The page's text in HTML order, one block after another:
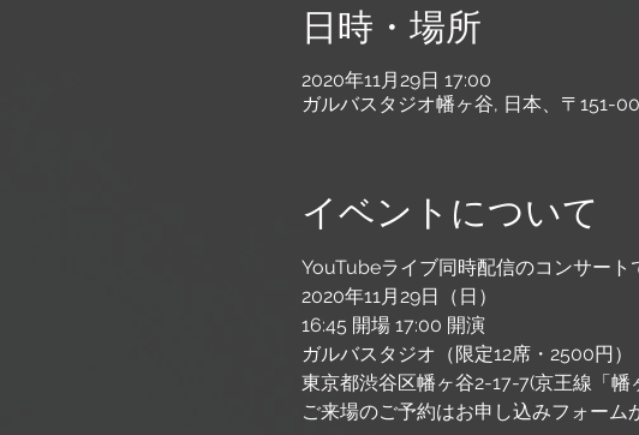
日時・場所
2020年11月29日 17:00
ガルバスタジオ幡ヶ谷, 日本、〒151-
イベントについて
YouTubeライブ同時配信のコンサート
2020年11月29日（日）
16:45 開場 17:00 開演
ガルバスタジオ（限定12席・2500円）
東京都渋谷区幡ヶ谷2-17-7(京王線「
ご来場のご予約はお申し込みフォー